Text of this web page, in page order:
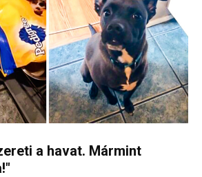
a havat. Mármint